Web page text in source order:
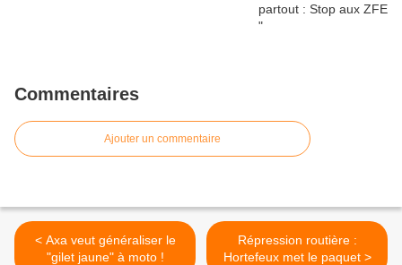
Commentaires
Ajouter un commentaire
< Axa veut généraliser le
"gilet jaune" à moto !
Répression routière :
Hortefeux met le paquet >